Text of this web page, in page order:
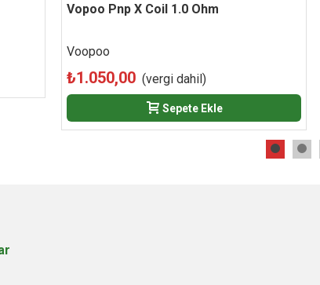
Beğen
Vopoo Pnp X Coil 1.0 Ohm
Voopoo
₺1.050,00 (vergi dahil)
Sepete Ekle